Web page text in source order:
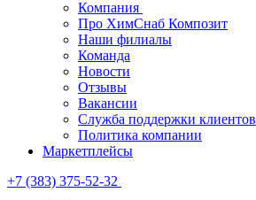
Компания
Про ХимСнаб Композит
Наши филиалы
Команда
Новости
Отзывы
Вакансии
Служба поддержки клиентов
Политика компании
Маркетплейсы
+7 (383) 375-52-32